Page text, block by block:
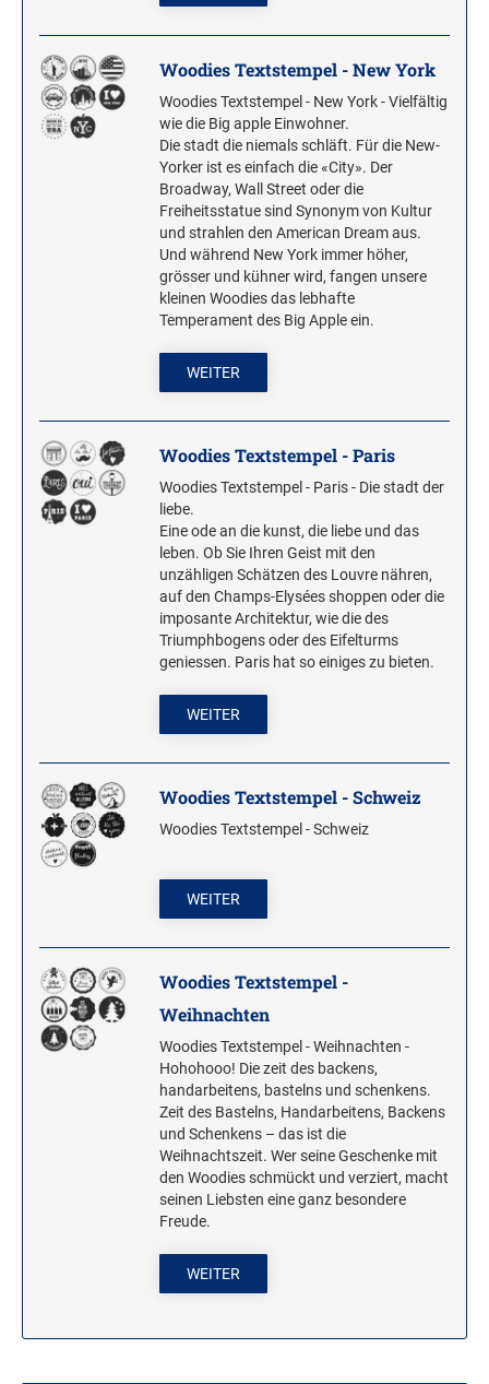
Woodies Textstempel - New York
Woodies Textstempel - New York - Vielfältig
wie die Big apple Einwohner.
Die stadt die niemals schläft. Für die New-
Yorker ist es einfach die «City». Der
Broadway, Wall Street oder die
Freiheitsstatue sind Synonym von Kultur
und strahlen den American Dream aus.
Und während New York immer höher,
grösser und kühner wird, fangen unsere
kleinen Woodies das lebhafte
Temperament des Big Apple ein.
WEITER
Woodies Textstempel - Paris
Woodies Textstempel - Paris - Die stadt der
liebe.
Eine ode an die kunst, die liebe und das
leben. Ob Sie Ihren Geist mit den
unzähligen Schätzen des Louvre nähren,
auf den Champs-Elysées shoppen oder die
imposante Architektur, wie die des
Triumphbogens oder des Eifelturms
geniessen. Paris hat so einiges zu bieten.
WEITER
Woodies Textstempel - Schweiz
Woodies Textstempel - Schweiz
WEITER
Woodies Textstempel -
Weihnachten
Woodies Textstempel - Weihnachten -
Hohohooo! Die zeit des backens,
handarbeitens, bastelns und schenkens.
Zeit des Bastelns, Handarbeitens, Backens
und Schenkens – das ist die
Weihnachtszeit. Wer seine Geschenke mit
den Woodies schmückt und verziert, macht
seinen Liebsten eine ganz besondere
Freude.
WEITER